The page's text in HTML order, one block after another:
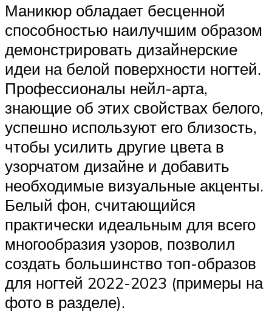
Маникюр обладает бесценной
способностью наилучшим образом
демонстрировать дизайнерские
идеи на белой поверхности ногтей.
Профессионалы нейл-арта,
знающие об этих свойствах белого,
успешно используют его близость,
чтобы усилить другие цвета в
узорчатом дизайне и добавить
необходимые визуальные акценты.
Белый фон, считающийся
практически идеальным для всего
многообразия узоров, позволил
создать большинство топ-образов
для ногтей 2022-2023 (примеры на
фото в разделе).